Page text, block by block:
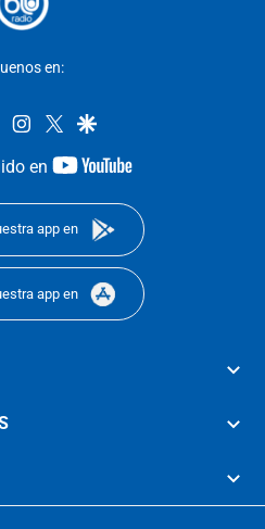
en:
facebookinstagram
twittergoogle
en
youtube-
app en
app en